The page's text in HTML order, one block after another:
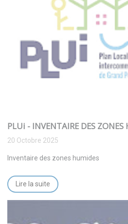
PLUi - INVENTAIRE DES ZONES
20 Octobre 2025
Inventaire des zones humides
Lire la suite